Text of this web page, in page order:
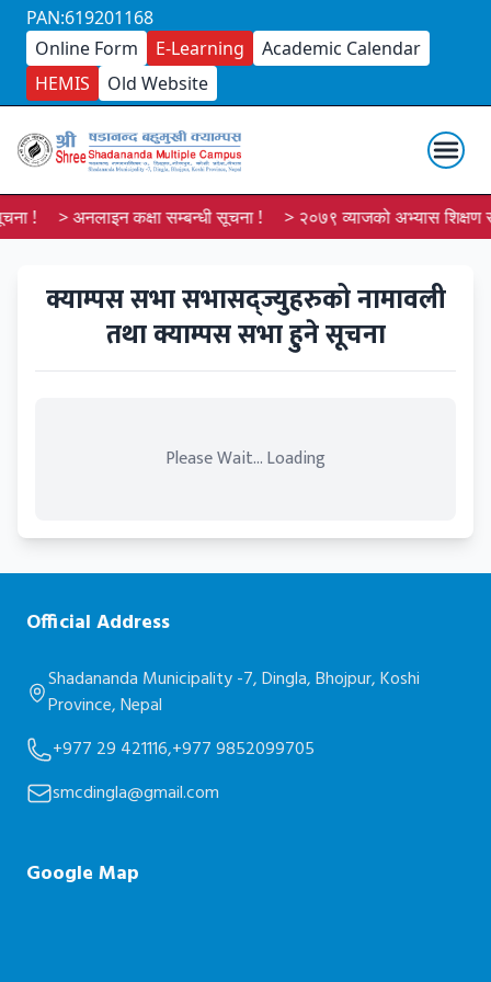
PAN:619201168
Online Form
E-Learning
Academic Calendar
HEMIS
Old Website
! > अनलाइन कक्षा सम्बन्धी सूचना ! > २०७९ व्याजको अभ्यास शिक्षण
क्याम्पस सभा सभासद्ज्युहरुको नामावली
तथा क्याम्पस सभा हुने सूचना
Please Wait... Loading
Official Address
Shadananda Municipality -7, Dingla, Bhojpur, Koshi
Province, Nepal
+977 29 421116,+977 9852099705
smcdingla@gmail.com
Google Map